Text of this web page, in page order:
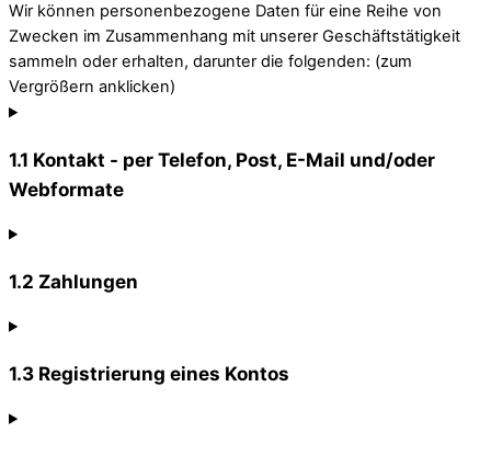
Wir können personenbezogene Daten für eine Reihe von
Zwecken im Zusammenhang mit unserer Geschäftstätigkeit
sammeln oder erhalten, darunter die folgenden: (zum
Vergrößern anklicken)
1.1 Kontakt - per Telefon, Post, E-Mail und/oder
Webformate
1.2 Zahlungen
1.3 Registrierung eines Kontos